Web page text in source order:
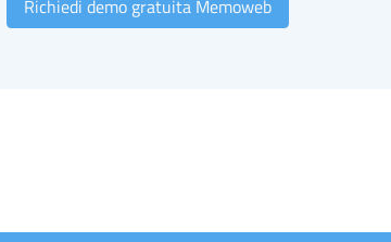
Richiedi demo gratuita Memoweb